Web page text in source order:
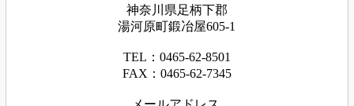
神奈川県足柄下郡
湯河原町鍛冶屋605-1
TEL：0465‐62‐8501
FAX：0465‐62‐7345